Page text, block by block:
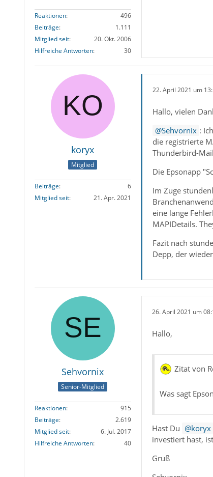
Reaktionen
496
Beiträge
1.111
Mitglied seit
20. Okt. 2006
Hilfreiche Antworten
30
koryx
Mitglied
Beiträge
6
Mitglied seit
21. Apr. 2021
22. April 2021 um
Hallo, vielen
Sehvornix :
die registrierte
Thunderbird-
Die Epsonapp
Im Zuge
eine lange
MAPIDetails.
Fazit nach
Depp, der
Sehvornix
Senior-Mitglied
Reaktionen
915
Beiträge
2.619
Mitglied seit
6. Jul. 2017
Hilfreiche Antworten
40
26. April 2021 um
Hallo,
Zitat von
Was sagt
Hast Du koryx
investiert hast,
Gruß